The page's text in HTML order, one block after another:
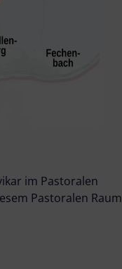
im Pastoralen
Pastoralen Raum